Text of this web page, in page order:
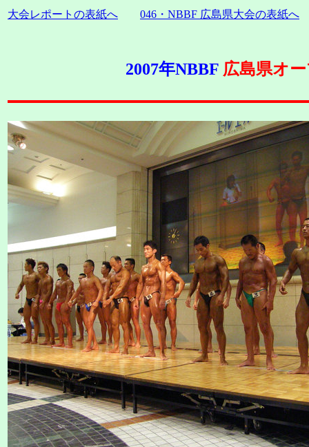
大会レポートの表紙へ 046・NBBF 広島県大会の表紙へ
2007年NBBF 広島県オ